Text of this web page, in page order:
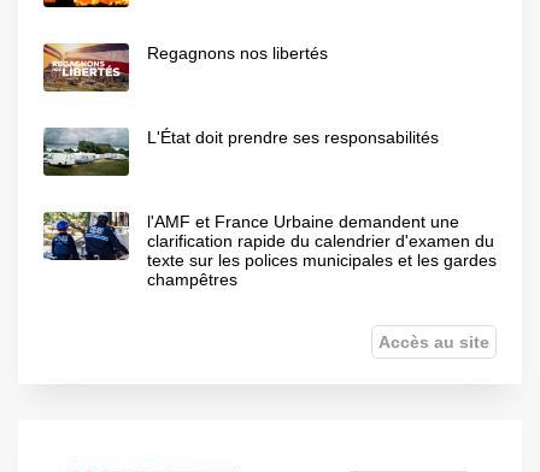
Regagnons nos libertés
L'État doit prendre ses responsabilités
l'AMF et France Urbaine demandent une
clarification rapide du calendrier d'examen du
texte sur les polices municipales et les gardes
champêtres
Accès au site